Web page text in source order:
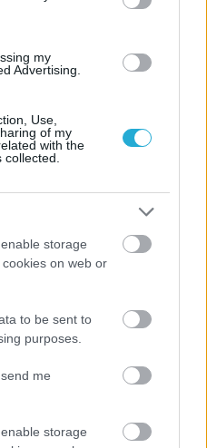
my
Advertising.
Use,
of my
with the
storage
on web or
to be sent to
purposes.
me
storage
αναγνωρίζονται σε
δουλειά. Στην Κούβα,
Όταν ήμουν 16-17,
200 κιλών, κάτι που είναι
μερικές